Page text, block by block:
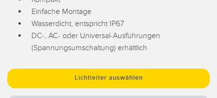
Schlitz- und Etikettensensoren
Registermarken-, Farb- und Lumineszenzsensoren
Bestückungssensoren
Lichtvorhänge für Erfassungszwecke und Sensoren mit breitem
Zustandsüberwachung: prognosengestützte und vorbeugende
Wartung
Einfache Montage
Wasserdicht, entspricht IP67
DC-, AC- oder Universal-Ausführungen
(Spannungsumschaltung) erhältlich
Lichtleiter auswählen